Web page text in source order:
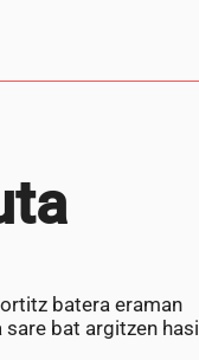
batera eraman
sare bat argitzen hasi